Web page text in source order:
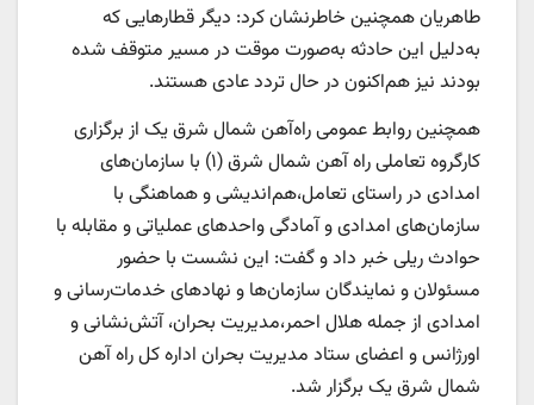
طاهریان همچنین خاطرنشان کرد: دیگر قطارهایی که
به‌دلیل این حادثه به‌صورت موقت در مسیر متوقف شده
بودند نیز هم‌اکنون در حال تردد عادی هستند.
همچنین روابط عمومی راه‌آهن شمال شرق یک از برگزاری
کارگروه تعاملی راه آهن شمال شرق (۱) با سازمان‌های
امدادی در راستای تعامل،هم‌اندیشی و هماهنگی با
سازمان‌های امدادی و آمادگی واحدهای عملیاتی و مقابله با
حوادث ریلی خبر داد و گفت: این نشست با حضور
مسئولان و نمایندگان سازمان‌ها و نهادهای خدمات‌رسانی و
امدادی از جمله هلال احمر،مدیریت بحران، آتش‌نشانی و
اورژانس و اعضای ستاد مدیریت بحران اداره کل راه آهن
شمال شرق یک برگزار شد.